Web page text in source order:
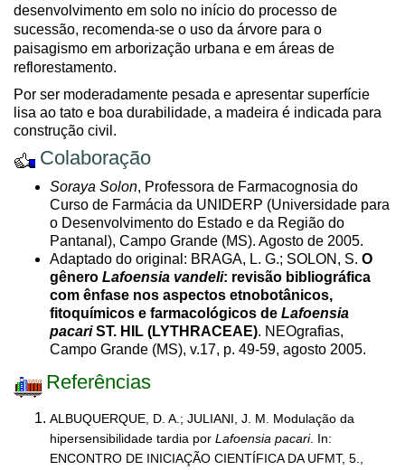
desenvolvimento em solo no início do processo de
sucessão, recomenda-se o uso da árvore para o
paisagismo em arborização urbana e em áreas de
reflorestamento.
Por ser moderadamente pesada e apresentar superfície
lisa ao tato e boa durabilidade, a madeira é indicada para
construção civil.
Colaboração
Soraya Solon, Professora de Farmacognosia do
Curso de Farmácia da UNIDERP (Universidade para
o Desenvolvimento do Estado e da Região do
Pantanal), Campo Grande (MS). Agosto de 2005.
Adaptado do original: BRAGA, L. G.; SOLON, S. O
gênero Lafoensia vandeli: revisão bibliográfica
com ênfase nos aspectos etnobotânicos,
fitoquímicos e farmacológicos de Lafoensia
pacariST. HIL (LYTHRACEAE). NEOgrafias,
Campo Grande (MS), v.17, p. 49-59, agosto 2005.
Referências
ALBUQUERQUE, D. A.; JULIANI, J. M. Modulação da
hipersensibilidade tardia por Lafoensia pacari. In:
ENCONTRO DE INICIAÇÃO CIENTÍFICA DA UFMT, 5.,